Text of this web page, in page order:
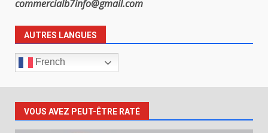
commercialb7info@gmail.com
AUTRES LANGUES
French
VOUS AVEZ PEUT-ÊTRE RATÉ